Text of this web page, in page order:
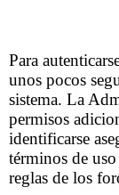
Para
unos pocos
sistema. La
permisos
identificarse
términos de
reglas de los